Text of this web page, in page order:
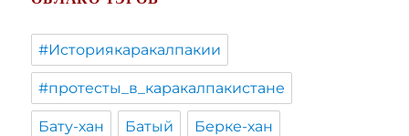
#Историякаракалпакии
#протесты_в_каракалпакистане
Бату-хан Батый Берке-хан